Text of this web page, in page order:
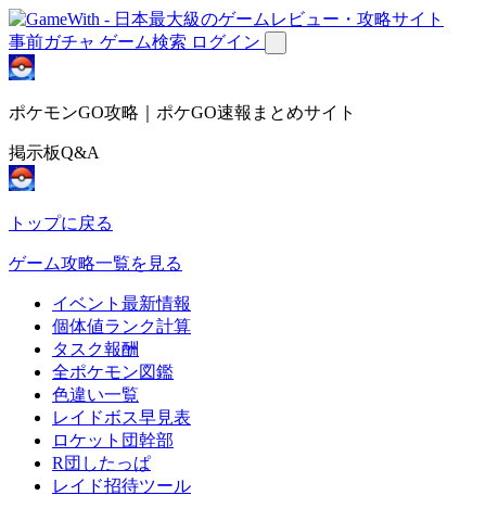
事前ガチャ ゲーム検索 ログイン
ポケモンGO攻略｜ポケGO速報まとめサイト
掲示板Q&A
トップに戻る
ゲーム攻略一覧を見る
イベント最新情報
個体値ランク計算
タスク報酬
全ポケモン図鑑
色違い一覧
レイドボス早見表
ロケット団幹部
R団したっぱ
レイド招待ツール